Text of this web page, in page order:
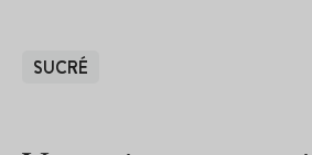
SUCRÉ